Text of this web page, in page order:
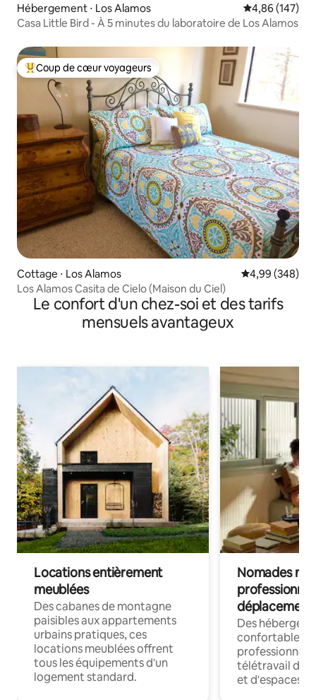
Hébergement ⋅ Los Alamos Évaluation
4,86 (147)
Casa Little Bird - À 5 minutes du laboratoire de Los Alamos
Coups de cœur voyageurs les plus appréciés
Coup de cœur voyageurs
Cottage ⋅ Los Alamos Évaluation
4,99 (348)
Los Alamos Casita de Cielo (Maison du Ciel)
Le confort d'un chez-soi et des tarifs
mensuels avantageux
Locations entièrement
meublées
Des cabanes de montagne
paisibles aux appartements
urbains pratiques, ces
locations meublées offrent
tous les équipements d'un
logement standard.
Nomades
déplacement
Des
confortables
professionnels
télétravail
et d'espaces